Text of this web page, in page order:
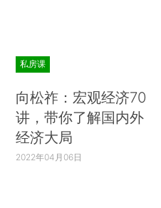
私房课
向松祚：宏观经济70
讲，带你了解国内外
经济大局
2022年04月06日